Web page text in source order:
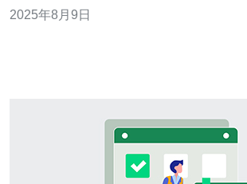
东南亚服务器，享受更流畅的游戏体验。 了解服务器位置
2025年8月9日